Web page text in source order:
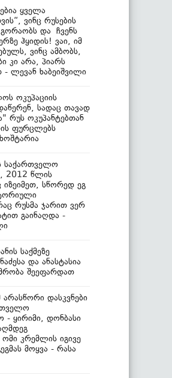
ყველა
ვინც რუსების
გორაობს და ჩვენს
ჰყიდის! ვაი, იმ
ვინც ამბობს,
კი არა, პიარს
ლევან ხაბეიშვილი
ოკუპაციის
სადაც თავად
რუს ოკუპანტებთან
ფურცლებს
საქართველო
2012 წლის
იზეიმეთ, სწორედ ეგ
რუსმა ჯარით ვერ
გაინაღდა -
საქმეზე
და ანასტასია
შეეფარდათ
დასკვნები
- ყირიმი, დონბასი
კრემლის იგივე
მოყვა - რასა